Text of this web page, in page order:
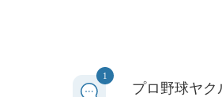
1
プロ野球ヤク